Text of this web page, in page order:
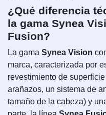
¿Qué diferencia
la gama Synea
Fusion?
La gama Synea Vision
marca, caracterizada por
revestimiento de
arañazos, un sistema de
tamaño de la cabeza) y